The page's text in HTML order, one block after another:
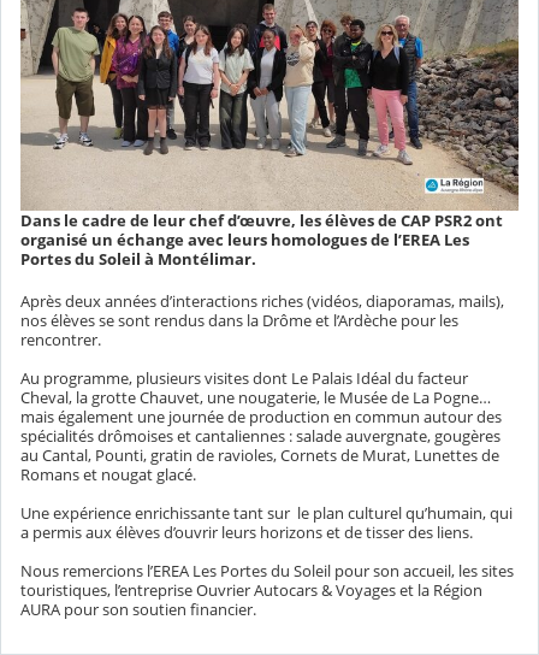
Dans le cadre de leur chef d’œuvre, les élèves de CAP PSR2 ont
organisé un échange avec leurs homologues de l’EREA Les
Portes du Soleil à Montélimar.
Après deux années d’interactions riches (vidéos, diaporamas, mails),
nos élèves se sont rendus dans la Drôme et l’Ardèche pour les
rencontrer.
Au programme, plusieurs visites dont Le Palais Idéal du facteur
Cheval, la grotte Chauvet, une nougaterie, le Musée de La Pogne…
mais également une journée de production en commun autour des
spécialités drômoises et cantaliennes : salade auvergnate, gougères
au Cantal, Pounti, gratin de ravioles, Cornets de Murat, Lunettes de
Romans et nougat glacé.
Une expérience enrichissante tant sur le plan culturel qu’humain, qui
a permis aux élèves d’ouvrir leurs horizons et de tisser des liens.
Nous remercions l’EREA Les Portes du Soleil pour son accueil, les sites
touristiques, l’entreprise Ouvrier Autocars & Voyages et la Région
AURA pour son soutien financier.